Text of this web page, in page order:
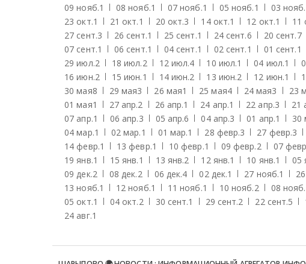
09 нояб.1 08 нояб.1 07 нояб.1 05 нояб.1 03 нояб.
23 окт.1 21 окт.1 20 окт.3 14 окт.1 12 окт.1 11
27 сент.3 26 сент.1 25 сент.1 24 сент.6 20 сент.7
07 сент.1 06 сент.1 04 сент.1 02 сент.1 01 сент.1
29 июл.2 18 июл.2 12 июл.4 10 июл.1 04 июл.1
16 июн.2 15 июн.1 14 июн.2 13 июн.2 12 июн.1
30 мая8 29 мая3 26 мая1 25 мая4 24 мая3 23
01 мая1 27 апр.2 26 апр.1 24 апр.1 22 апр.3 21
07 апр.1 06 апр.3 05 апр.6 04 апр.3 01 апр.1 30
04 мар.1 02 мар.1 01 мар.1 28 февр.3 27 февр.3
14 февр.1 13 февр.1 10 февр.1 09 февр.2 07
19 янв.1 15 янв.1 13 янв.2 12 янв.1 10 янв.1 05
09 дек.2 08 дек.2 06 дек.4 02 дек.1 27 нояб.1
13 нояб.1 12 нояб.1 11 нояб.1 10 нояб.2 08 нояб.
05 окт.1 04 окт.2 30 сент.1 29 сент.2 22 сент.5
24 авг.1